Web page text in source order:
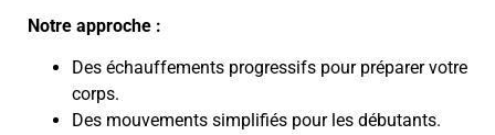
Notre approche :
Des échauffements progressifs pour préparer votre
corps.
Des mouvements simplifiés pour les débutants.